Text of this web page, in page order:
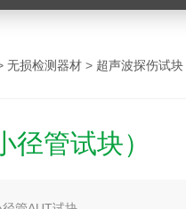
无损检测器材 > 超声波探伤试块
径管试块）